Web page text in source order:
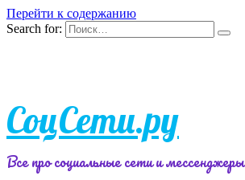
Перейти к содержанию
Search for:
СоцСети.ру
Все про социальные сети и мессенджеры